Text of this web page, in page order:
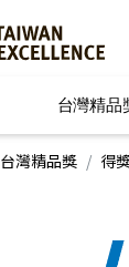
台灣精品
台灣精品獎 得
台灣精品